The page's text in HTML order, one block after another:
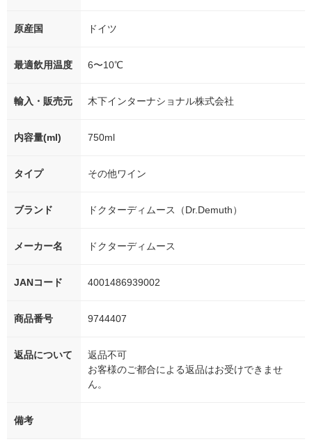
原産国 ドイツ
最適飲用温度 6〜10℃
輸入・販売元 木下インターナショナル株式会社
内容量(ml) 750ml
タイプ その他ワイン
ブランド ドクターディムース（Dr.Demuth）
メーカー名 ドクターディムース
JANコード 4001486939002
商品番号 9744407
返品について
返品不可
お客様のご都合による返品はお受けできませ
ん。
備考